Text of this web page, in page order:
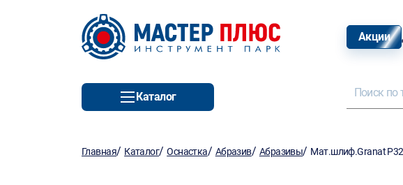
Акции
Каталог
Главная/ Каталог/Оснастка/ Абразив/ Абразивы/ Мат.шлиф.Granat